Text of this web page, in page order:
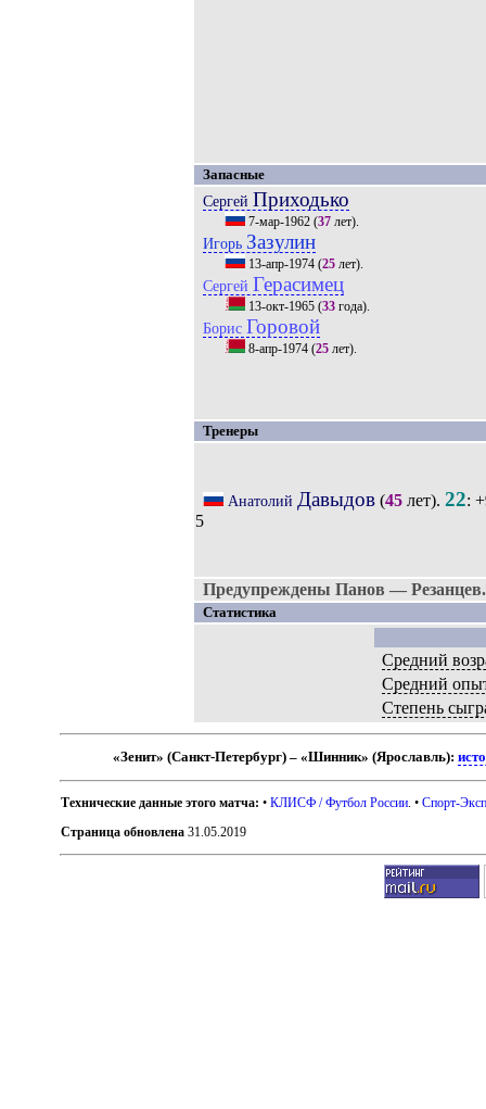
Запасные
Сергей Приходько
7-мар-1962(37лет).
Игорь Зазулин
13-апр-1974(25лет).
Сергей Герасимец
13-окт-1965(33года).
Борис Горовой
8-апр-1974(25лет).
Тренеры
Анатолий Давыдов(45лет). 22: +
5
Предупреждены Панов — Резанцев.
Статистика
Средний
Средний
Степень
«Зенит» (Санкт-Петербург) – «Шинник» (Ярославль):
Технические данные этого матча: •КЛИСФ / Футбол России . •Спорт-
Страница обновлена 31.05.2019